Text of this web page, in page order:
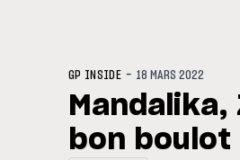
GP INSIDE - 18 MARS 2022
bon boulot